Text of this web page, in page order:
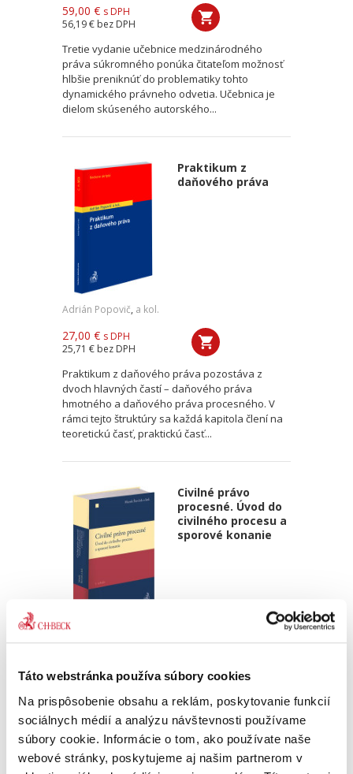
Táto webstránka používa súbory cookies
Na prispôsobenie obsahu a reklám, poskytovanie funkcií
sociálnych médií a analýzu návštevnosti používame
súbory cookie. Informácie o tom, ako používate naše
webové stránky, poskytujeme aj našim partnerom v
59,00 € s DPH
56,19 € bez DPH
Tretie vydanie učebnice medzinárodného
práva súkromného ponúka čitateľom možnosť
hlbšie preniknúť do problematiky tohto
dynamického právneho odvetia. Učebnica je
dielom skúseného autorského...
Praktikum z
daňového práva
Adrián Popovič, a kol.
27,00 € s DPH
25,71 € bez DPH
Praktikum z daňového práva pozostáva z
dvoch hlavných častí – daňového práva
hmotného a daňového práva procesného. V
rámci tejto štruktúry sa každá kapitola člení na
teoretickú časť, praktickú časť...
Civilné právo
procesné. Úvod do
civilného procesu a
sporové konanie
Marek Števček
46,67 €bez DPH
Predkladaná publikácia predstavuje prvý diel
komplexnej učebnice slovenského civilného
procesu. Učebnica tematicky pokrýva dve časti,
a to úvod do civilného procesu a sporové
konanie. Učebnicu...